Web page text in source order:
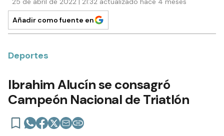
Añadir como fuente en
Deportes
Ibrahim Alucín se consagró
Campeón Nacional de Triatlón